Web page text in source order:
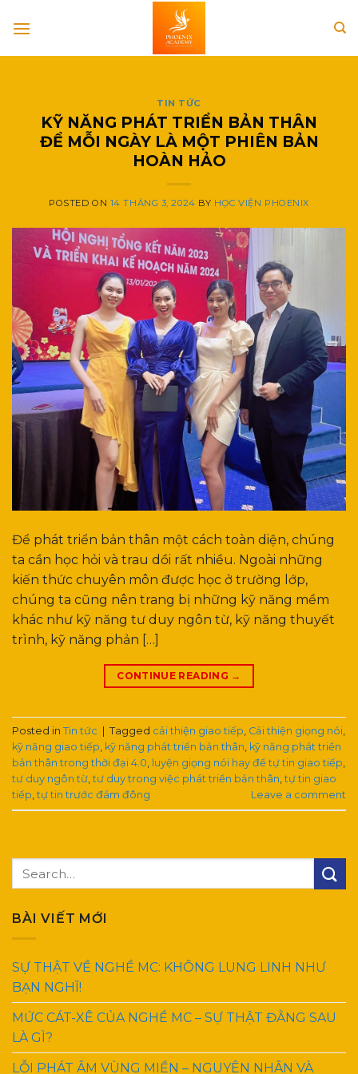
TIN TỨC
KỸ NĂNG PHÁT TRIỂN BẢN THÂN
ĐỂ MỖI NGÀY LÀ MỘT PHIÊN BẢN
HOÀN HẢO
POSTED ON 14 THÁNG 3, 2024 BY HỌC VIỆN PHOENIX
Để phát triển bản thân một cách toàn diện, chúng
ta cần học hỏi và trau dồi rất nhiều. Ngoài những
kiến thức chuyên môn được học ở trường lớp,
chúng ta cũng nên trang bị những kỹ năng mềm
khác như kỹ năng tư duy ngôn từ, kỹ năng thuyết
trình, kỹ năng phản […]
CONTINUE READING →
Posted in Tin tức | Tagged cải thiện giao tiếp Cải thiện giọng nói
kỹ năng giao tiếp kỹ năng phát triển bản thân kỹ năng phát triển
bản thân trong thời đại 4.0 luyện giọng nói hay để tự tin giao tiếp
tư duy ngôn từ ,tư duy trong việc phát triển bản thân ,tự tin giao
tiếp ,tự tin trước đám đông Leave a comment
BÀI VIẾT MỚI
SỰ THẬT VỀ NGHỀ MC: KHÔNG LUNG LINH NHƯ
BẠN NGHĨ!
MỨC CÁT-XÊ CỦA NGHỀ MC – SỰ THẬT ĐẰNG SAU
LÀ GÌ?
LỖI PHÁT ÂM VÙNG MIỀN – NGUYÊN NHÂN VÀ